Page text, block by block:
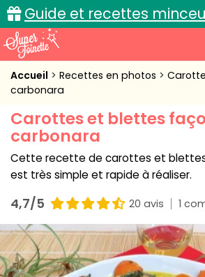
Guide et recettes
Accueil
Cuisine pratique
L'actu cuisine
Connexion
Accueil Recettes en photos
carbonara
Carottes et blettes
carbonara
Cette recette de carottes et
est très simple et rapide à réaliser.
4,7/5 20 avis 1